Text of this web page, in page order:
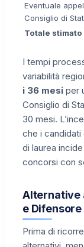
Eventuale
Consiglio di
Totale
I tempi
variabilità
i 36 mesi per
Consiglio di
30 mesi.
che i
di laurea
concorsi con
Alternative
e
Prima di